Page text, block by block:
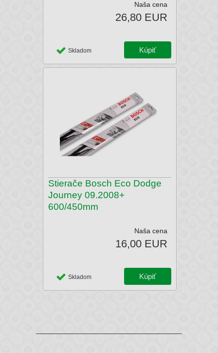
Naša cena
26,80 EUR
Skladom
Stierače Bosch Eco Dodge
Journey 09.2008+
600/450mm
Naša cena
16,00 EUR
Skladom